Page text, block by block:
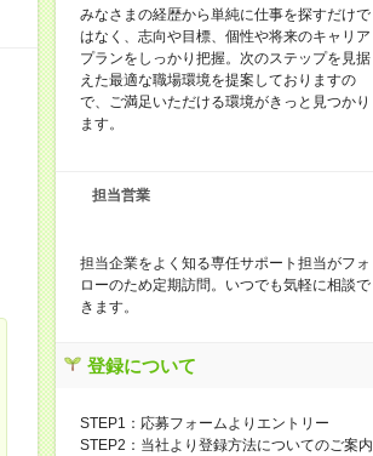
みなさまの経歴から単純に仕事を探すだけで
はなく、志向や目標、個性や将来のキャリア
プランをしっかり把握。次のステップを見据
えた最適な職場環境を提案しておりますの
で、ご満足いただける環境がきっと見つかり
ます。
担当営業
担当企業をよく知る専任サポート担当がフォ
ローのため定期訪問。いつでも気軽に相談で
きます。
登録について
STEP1：応募フォームよりエントリー
STEP2：当社より登録方法についてのご案内